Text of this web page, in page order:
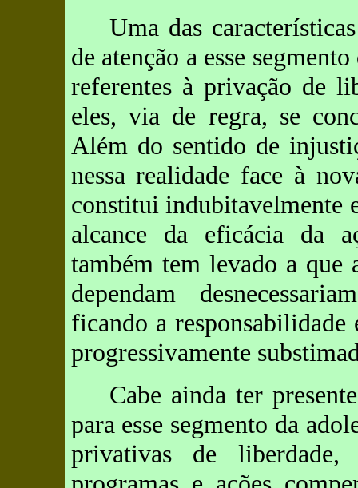
Uma das
de atenção a esse
referentes à privação de
eles, via de regra, se
Além do sentido de
nessa realidade face à
constitui indubitavelmente
alcance da eficácia da
também tem levado a que
dependam
ficando a
progressivamente
Cabe ainda ter
para esse segmento da
privativas de